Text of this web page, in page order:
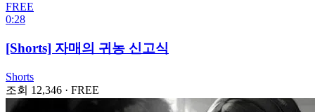
FREE
0:28
[Shorts] 자매의 귀농 신고식
Shorts
조회 12,346 · FREE